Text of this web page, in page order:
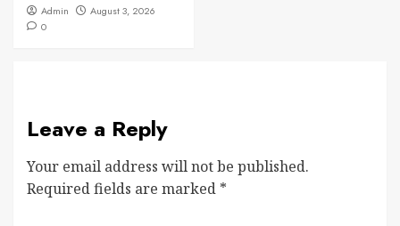
Admin
August 3, 2026
0
Leave a Reply
Your email address will not be published.
Required fields are marked *